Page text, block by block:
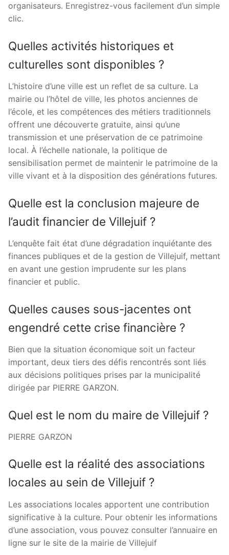
organisateurs. Enregistrez-vous facilement d’un simple
clic.
Quelles activités historiques et
culturelles sont disponibles ?
L’histoire d’une ville est un reflet de sa culture. La
mairie ou l’hôtel de ville, les photos anciennes de
l’école, et les compétences des métiers traditionnels
offrent une découverte gratuite, ainsi qu’une
transmission et une préservation de ce patrimoine
local. À l’échelle nationale, la politique de
sensibilisation permet de maintenir le patrimoine de la
ville vivant et à la disposition des générations futures.
Quelle est la conclusion majeure de
l’audit financier de Villejuif ?
L’enquête fait état d’une dégradation inquiétante des
finances publiques et de la gestion de Villejuif, mettant
en avant une gestion imprudente sur les plans
financier et public.
Quelles causes sous-jacentes ont
engendré cette crise financière ?
Bien que la situation économique soit un facteur
important, deux tiers des défis rencontrés sont liés
aux décisions politiques prises par la municipalité
dirigée par PIERRE GARZON.
Quel est le nom du maire de Villejuif ?
PIERRE GARZON
Quelle est la réalité des associations
locales au sein de Villejuif ?
Les associations locales apportent une contribution
significative à la culture. Pour obtenir les informations
d’une association, vous pouvez consulter l’annuaire en
ligne sur le site de la mairie de Villejuif